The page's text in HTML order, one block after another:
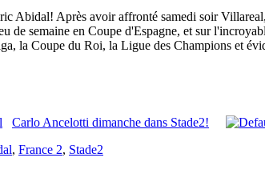
Abidal! Après avoir affronté samedi soir
semaine en Coupe d'Espagne, et sur
la Coupe du Roi, la Ligue des Champions et
Carlo Ancelotti dimanche dans Stade2!
, France 2, Stade2